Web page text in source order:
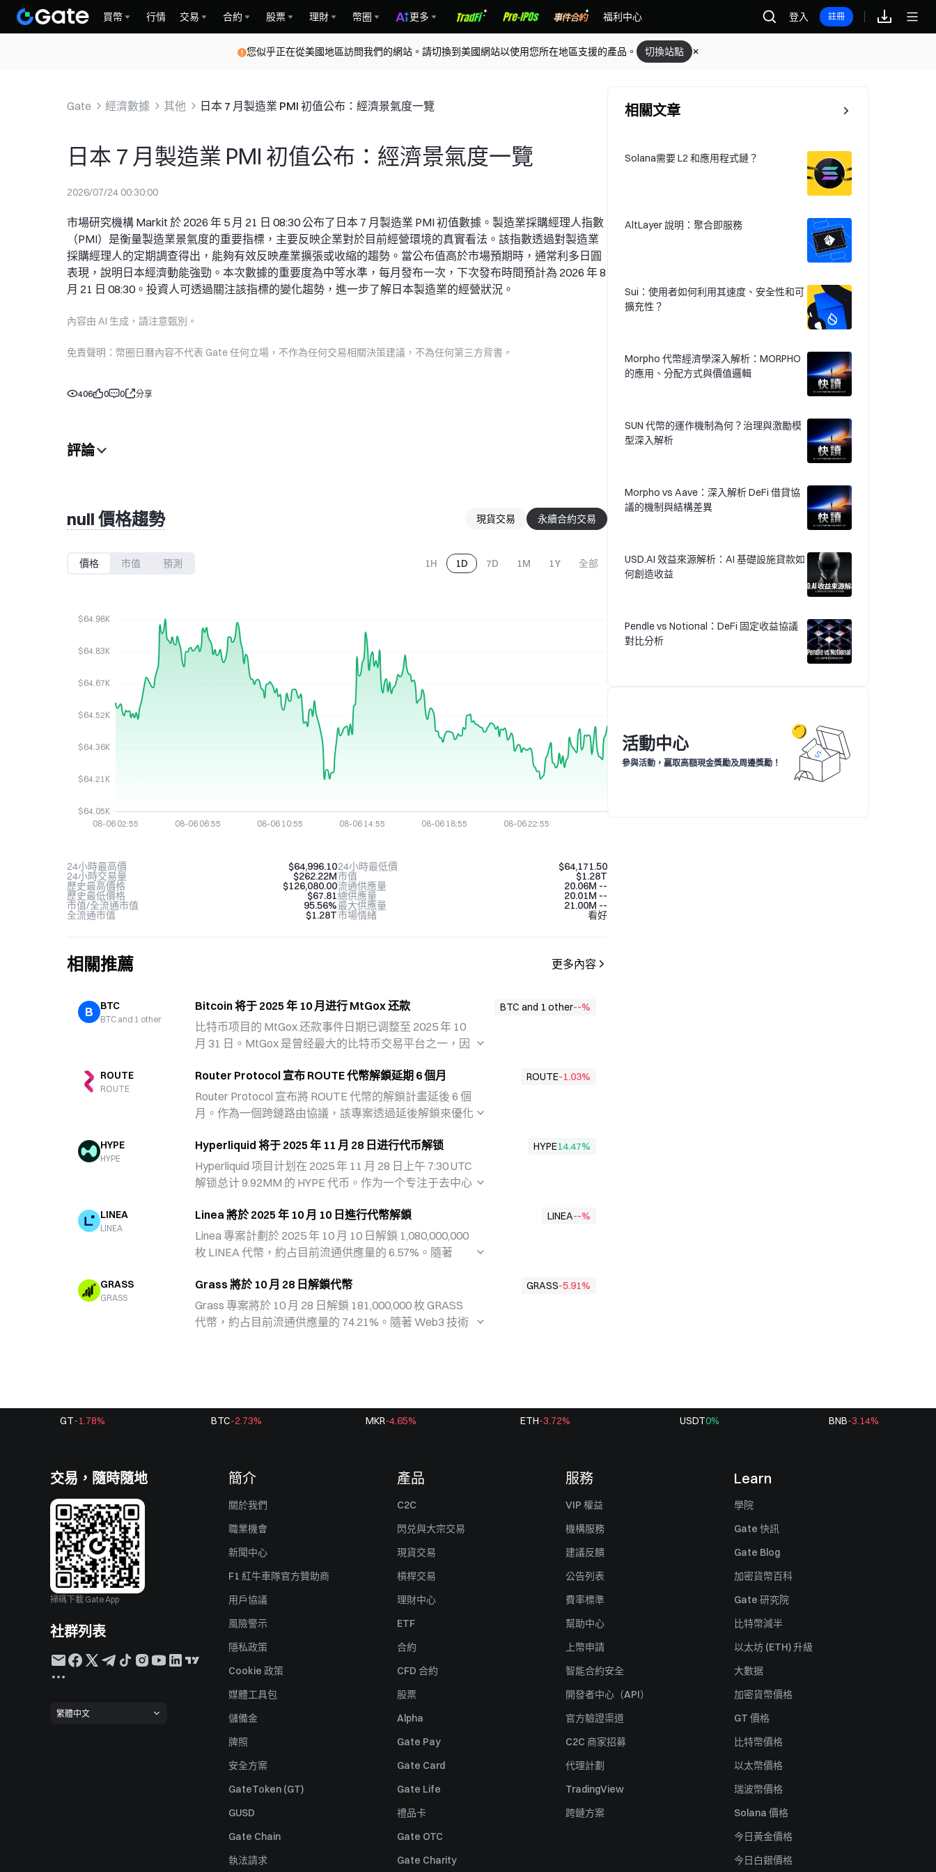
買幣 行情 交易 合約 股票 理財 幣圈 更多 福利中心 登入 註冊
您似乎正在從美國地區訪問我們的網站。請切換到美國網站以使用您所在地區支援的產品。 切換站點
Gate 經濟數據 其他 日本 7 月製造業 PMI 初值公布：經濟景氣度一覽
日本 7 月製造業 PMI 初值公布：經濟景氣度一覽
2026/07/24 00:30:00
市場研究機構 Markit 於 2026 年 5 月 21 日 08:30 公布了日本 7 月製造業 PMI 初值數據。製造業採購經理人指數
（PMI）是衡量製造業景氣度的重要指標，主要反映企業對於目前經營環境的真實看法。該指數透過對製造業
採購經理人的定期調查得出，能夠有效反映產業擴張或收縮的趨勢。當公布值高於市場預期時，通常利多日圓
表現，說明日本經濟動能強勁。本次數據的重要度為中等水準，每月發布一次，下次發布時間預計為 2026 年 8
月 21 日 08:30。投資人可透過關注該指標的變化趨勢，進一步了解日本製造業的經營狀況。
內容由 AI 生成，請注意甄別。
免責聲明：幣圈日曆內容不代表 Gate 任何立場，不作為任何交易相關決策建議，不為任何第三方背書。
406 0 0 分享
評論
null 價格趨勢 現貨交易 永續合約交易
價格 市值 預測 1H 1D 7D 1M 1Y 全部
24小時最高價 $64,996.10
24小時交易量 $262.22M
歷史最高價格 $126,080.00
歷史最低價格 $67.81
市值/全流通市值 95.56%
全流通市值 $1.28T
24小時最低價 $64,171.50
市值 $1.28T
流通供應量 20.06M --
總供應量 20.01M --
最大供應量 21.00M --
市場情緒 看好
相關推薦 更多內容
B BTC
BTC and 1 other
Bitcoin 将于 2025 年 10 月进行 MtGox 还款
比特币项目的 MtGox 还款事件日期已调整至 2025 年 10
月 31 日。MtGox 是曾经最大的比特币交易平台之一，因
受影响用户。在加密货币行业中，用户资产安全和信任问
题一直备受关注，此次事件也反映了行业对历史遗留问题
的持续解决努力。
BTC and 1 other--%
ROUTE
ROUTE
Router Protocol 宣布 ROUTE 代幣解鎖延期 6 個月
Router Protocol 宣布將 ROUTE 代幣的解鎖計畫延後 6 個
月。作為一個跨鏈路由協議，該專案透過延後解鎖來優化
市場環境下對長期發展的謹慎規劃，旨在透過更科學的代
幣釋放節奏來穩定專案生態。
ROUTE-1.03%
HYPE
HYPE
Hyperliquid 将于 2025 年 11 月 28 日进行代币解锁
Hyperliquid 项目计划在 2025 年 11 月 28 日上午 7:30 UTC
解锁总计 9.92MM 的 HYPE 代币。作为一个专注于去中心
体验和流动性。随着 Web3 技术的不断发展，代币解锁事
件可能会对市场流动性产生重要影响，并为投资者提供新
的机会。
HYPE14.47%
LINEA
LINEA
Linea 將於 2025 年 10 月 10 日進行代幣解鎖
Linea 專案計劃於 2025 年 10 月 10 日解鎖 1,080,000,000
枚 LINEA 代幣，約占目前流通供應量的 6.57%。隨著
著影響。投資人應關注此類事件，以便更深入了解專案動
態與市場趨勢。
LINEA--%
GRASS
GRASS
Grass 將於 10 月 28 日解鎖代幣
Grass 專案將於 10 月 28 日解鎖 181,000,000 枚 GRASS
代幣，約占目前流通供應量的 74.21%。隨著 Web3 技術
GRASS-5.91%
相關文章
Solana需要 L2 和應用程式鏈？
AltLayer 說明：聚合即服務
Sui：使用者如何利用其速度、安全性和可
擴充性？
Morpho 代幣經濟學深入解析：MORPHO
的應用、分配方式與價值邏輯
SUN 代幣的運作機制為何？治理與激勵模
型深入解析
Morpho vs Aave：深入解析 DeFi 借貸協
議的機制與結構差異
USD.AI 效益來源解析：AI 基礎設施貸款如
何創造收益
Pendle vs Notional：DeFi 固定收益協議
對比分析
活動中心
參與活動，贏取高額現金獎勵及周邊獎勵！
GT-1.78% BTC-2.73% MKR-4.65% ETH-3.72% USDT0% BNB-3.14%
交易，隨時隨地
掃碼下載 Gate App
社群列表
繁體中文
簡介
關於我們
職業機會
新聞中心
F1 紅牛車隊官方贊助商
用戶協議
風險警示
隱私政策
Cookie 政策
媒體工具包
儲備金
牌照
安全方案
GateToken (GT)
GUSD
Gate Chain
執法請求
產品
C2C
閃兑與大宗交易
現貨交易
槓桿交易
理財中心
ETF
合約
CFD 合約
股票
Alpha
Gate Pay
Gate Card
Gate Life
禮品卡
Gate OTC
Gate Charity
服務
VIP 權益
機構服務
建議反饋
公告列表
費率標準
幫助中心
上幣申請
智能合約安全
開發者中心（API）
官方驗證渠道
C2C 商家招募
代理計劃
TradingView
跨鏈方案
Learn
學院
Gate 快訊
Gate Blog
加密貨幣百科
Gate 研究院
比特幣減半
以太坊 (ETH) 升級
大數据
加密貨幣價格
GT 價格
比特幣價格
以太幣價格
瑞波幣價格
Solana 價格
今日黃金價格
今日白銀價格